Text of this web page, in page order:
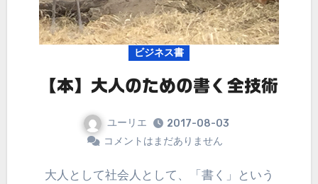
ビジネス書
【本】大人のための書く全技術
ユーリエ
2017-08-03
コメントはまだありません
大人として社会人として、「書く」という